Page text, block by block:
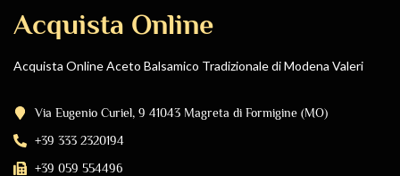
Acquista Online
Acquista Online Aceto Balsamico Tradizionale di Modena Valeri
Via Eugenio Curiel, 9 41043 Magreta di Formigine (MO)
+39 333 2320194
+39 059 554496